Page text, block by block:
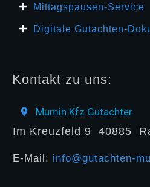
Mittagspausen-Service
Digitale Gutachten-
Kontakt zu uns:
Mumin Kfz Gutachter
Im Kreuzfeld 9 40885
E-Mail: info@gutachten-